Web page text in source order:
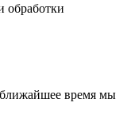
обработки
время мы